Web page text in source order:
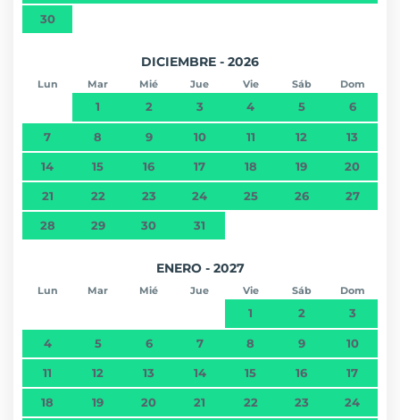
30
DICIEMBRE - 2026
Lun Mar Mié Jue Vie Sáb Dom
1 2 3 4 5 6
7 8 9 10 11 12 13
14 15 16 17 18 19 20
21 22 23 24 25 26 27
28 29 30 31
ENERO - 2027
Lun Mar Mié Jue Vie Sáb Dom
1 2 3
4 5 6 7 8 9 10
11 12 13 14 15 16 17
18 19 20 21 22 23 24